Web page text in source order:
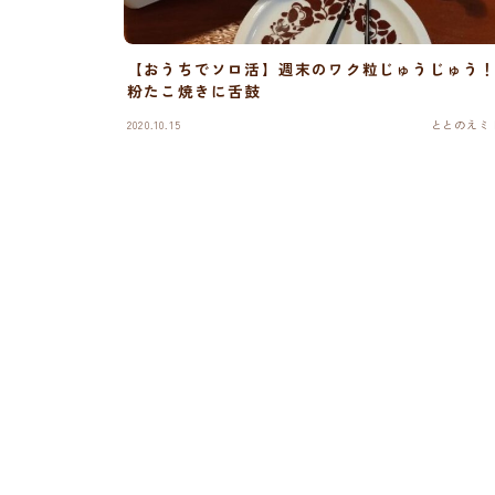
【おうちでソロ活】週末のワク粒じゅうじゅう
粉たこ焼きに舌鼓
2020.10.15 ととのえミ